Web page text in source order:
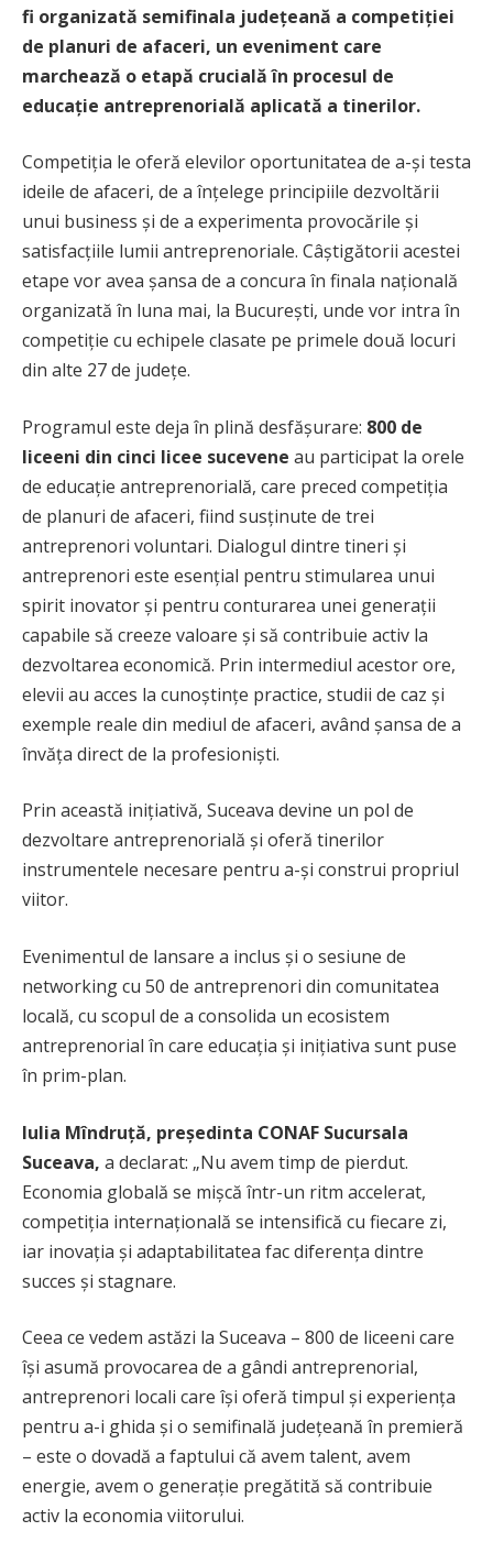
fi organizată semifinala județeană a competiției
de planuri de afaceri, un eveniment care
marchează o etapă crucială în procesul de
educație antreprenorială aplicată a tinerilor.
Competiția le oferă elevilor oportunitatea de a-și testa
ideile de afaceri, de a înțelege principiile dezvoltării
unui business și de a experimenta provocările și
satisfacțiile lumii antreprenoriale. Câștigătorii acestei
etape vor avea șansa de a concura în finala națională
organizată în luna mai, la București, unde vor intra în
competiție cu echipele clasate pe primele două locuri
din alte 27 de județe.
Programul este deja în plină desfășurare: 800 de
liceeni din cinci licee sucevene au participat la orele
de educație antreprenorială, care preced competiția
de planuri de afaceri, fiind susținute de trei
antreprenori voluntari. Dialogul dintre tineri și
antreprenori este esențial pentru stimularea unui
spirit inovator și pentru conturarea unei generații
capabile să creeze valoare și să contribuie activ la
dezvoltarea economică. Prin intermediul acestor ore,
elevii au acces la cunoștințe practice, studii de caz și
exemple reale din mediul de afaceri, având șansa de a
învăța direct de la profesioniști.
Prin această inițiativă, Suceava devine un pol de
dezvoltare antreprenorială și oferă tinerilor
instrumentele necesare pentru a-și construi propriul
viitor.
Evenimentul de lansare a inclus și o sesiune de
networking cu 50 de antreprenori din comunitatea
locală, cu scopul de a consolida un ecosistem
antreprenorial în care educația și inițiativa sunt puse
în prim-plan.
Iulia Mîndruță, președinta CONAF Sucursala
Suceava, a declarat: „Nu avem timp de pierdut.
Economia globală se mișcă într-un ritm accelerat,
competiția internațională se intensifică cu fiecare zi,
iar inovația și adaptabilitatea fac diferența dintre
succes și stagnare.
Ceea ce vedem astăzi la Suceava – 800 de liceeni care
își asumă provocarea de a gândi antreprenorial,
antreprenori locali care își oferă timpul și experiența
pentru a-i ghida și o semifinală județeană în premieră
– este o dovadă a faptului că avem talent, avem
energie, avem o generație pregătită să contribuie
activ la economia viitorului.